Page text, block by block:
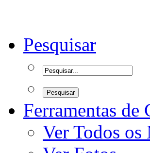
Pesquisar
Ferramentas de
Ver Todos os